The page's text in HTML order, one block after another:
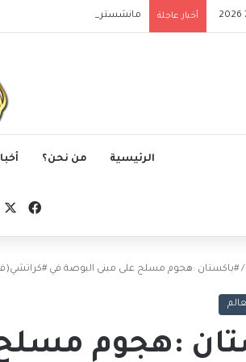
أخبار عاجلة مانشستر سيتي يتجاوز نجوم
الرئيسية من نحن؟
/ #باكستان :هجوم مسلح على مبنى البوصة في
:هجوم